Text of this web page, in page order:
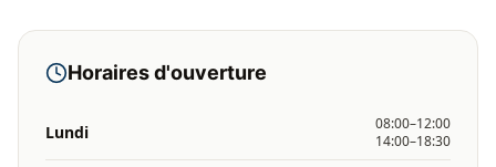
Horaires d'ouverture
Lundi
08:00–12:00
14:00–18:30